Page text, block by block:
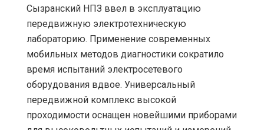
Сызранский НПЗ ввел в эксплуатацию
передвижную электротехническую
лабораторию. Применение современных
мобильных методов диагностики сократило
время испытаний электросетевого
оборудования вдвое. Универсальный
передвижной комплекс высокой
проходимости оснащен новейшими приборами